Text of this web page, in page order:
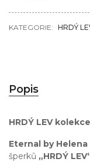
KATEGORIE: HRDÝ
Popis
HRDÝ LEV
Eternal by Helena
šperků „HRDÝ